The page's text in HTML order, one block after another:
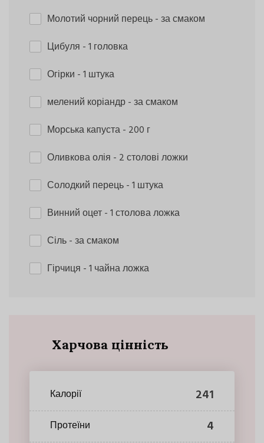
Молотий чорний перець- за смаком
Цибуля - 1 головка
Огірки - 1 штука
мелений коріандр- за смаком
Морська капуста- 200 г
Оливкова олія - 2 столові ложки
Солодкий перець- 1 штука
Винний оцет- 1 столова ложка
Сіль- за смаком
Гірчиця - 1 чайна ложка
Харчова цінність
Калорії 241
Протеїни 4